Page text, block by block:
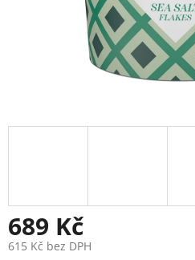
689 Kč
615 Kč bez DPH